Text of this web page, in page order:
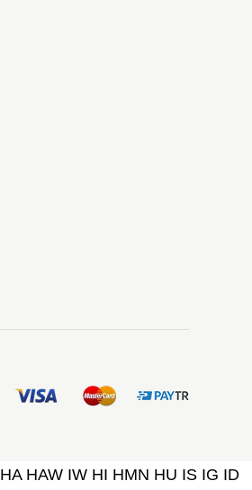
HA HAW IW HI HMN HU IS IG ID